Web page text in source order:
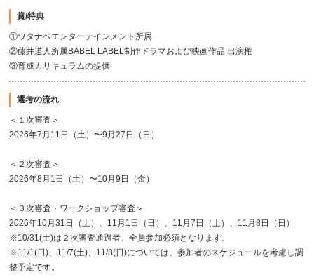
賞/特典
①ワタナベエンターテインメント所属
②藤井道人所属BABEL LABEL制作ドラマおよび映画作品 出演権
③育成カリキュラムの提供
選考の流れ
＜１次審査＞
2026年7月11日（土）〜9月27日（日）
＜２次審査＞
2026年8月1日（土）〜10月9日（金）
＜３次審査・ワークショップ審査＞
2026年10月31日（土）、11月1日（日）、11月7日（土）、11月8日（日）
※10/31(土)は２次審査通過者、全員参加必須となります。
※11/1(日)、11/7(土)、11/8(日)については、参加者のスケジュールを考慮し調
整予定です。